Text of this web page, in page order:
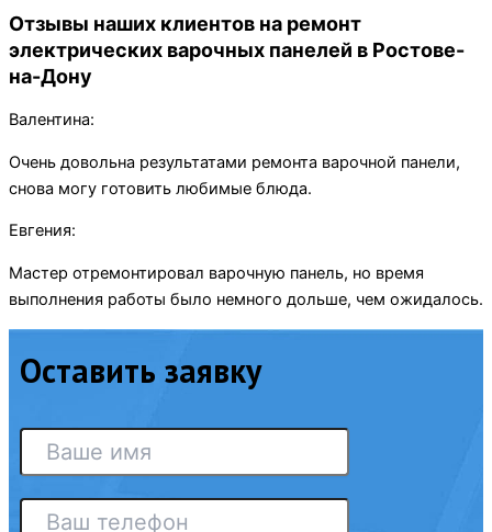
Отзывы наших клиентов на ремонт
электрических варочных панелей в Ростове-
на-Дону
Валентина:
Очень довольна результатами ремонта варочной панели,
снова могу готовить любимые блюда.
Евгения:
Мастер отремонтировал варочную панель, но время
выполнения работы было немного дольше, чем ожидалось.
Оставить заявку